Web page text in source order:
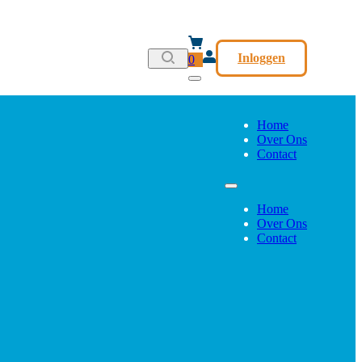
0 Inloggen
Home
Over Ons
Contact
Home
Over Ons
Contact